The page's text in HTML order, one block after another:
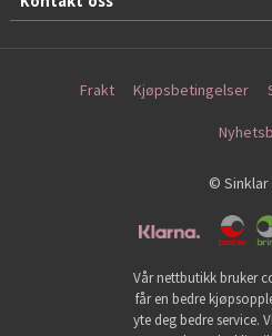
Frakt Kjøpsbetingelser
© Sinklar
Vår nettbutikk bruker
får en bedre
yte deg bedre service.